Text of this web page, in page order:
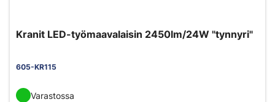
Kranit LED-työmaavalaisin 2450lm/24W "tynnyri"
605-KR115
Varastossa